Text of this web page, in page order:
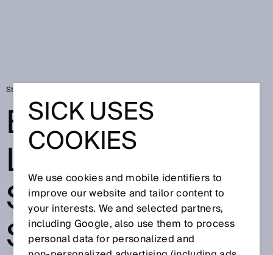
Startside
BULKSCAN®
LMS511 FRA
SICK:
STÅLSKROT
SICK USES
COOKIES
We use cookies and mobile identifiers to
improve our website and tailor content to
your interests. We and selected partners,
including Google, also use them to process
personal data for personalized and